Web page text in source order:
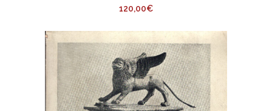
120,00€